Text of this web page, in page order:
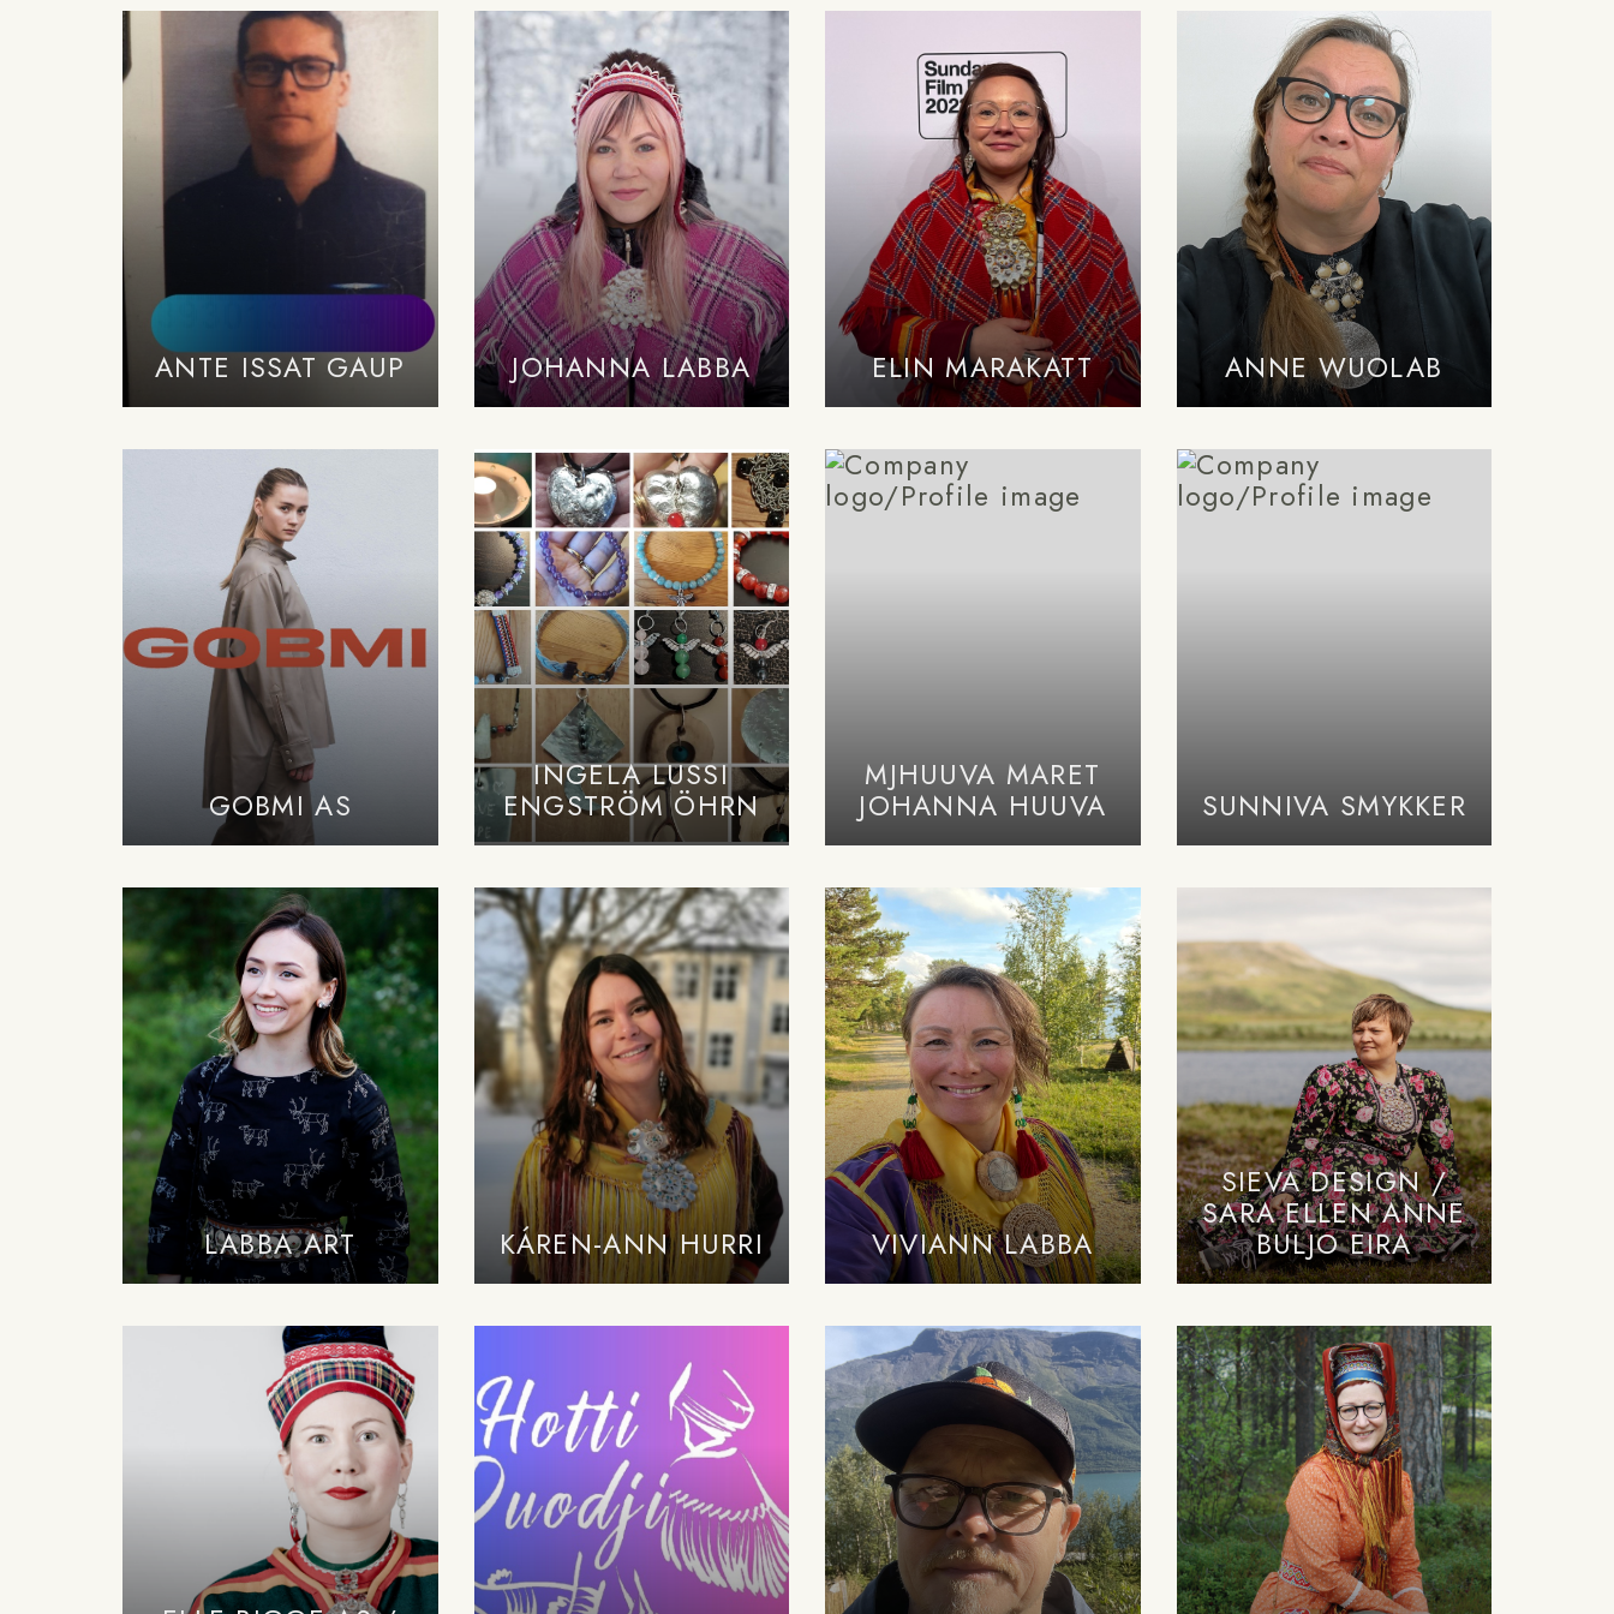
ANTE ISSAT GAUP JOHANNA LABBA ELIN MARAKATT ANNE WUOLAB
GOBMI AS
INGELA LUSSI
ENGSTRÖM ÖHRN
MJHUUVA MARET
JOHANNA HUUVA SUNNIVA SMYKKER
LABBA ART KÁREN-ANN HURRI VIVIANN LABBA
SIEVA DESIGN /
SARA ELLEN ANNE
BULJO EIRA